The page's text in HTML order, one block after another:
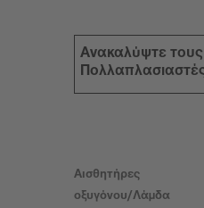
Ανακαλύψτε τους
Αισθητήρες
οξυγόνου/Λάμδα